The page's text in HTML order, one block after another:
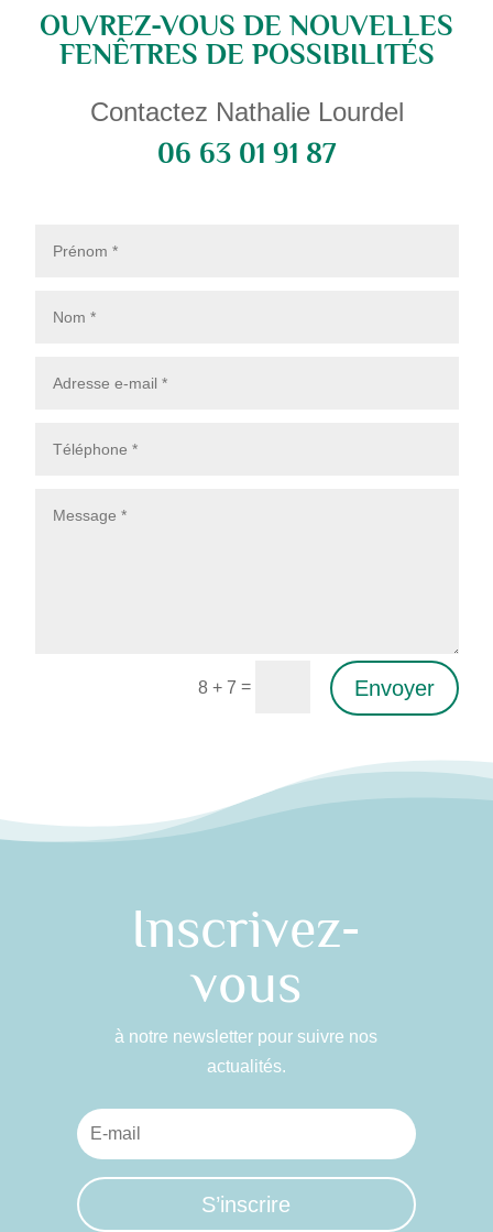
OUVREZ-VOUS DE NOUVELLES
FENÊTRES DE POSSIBILITÉS
Contactez Nathalie Lourdel
06 63 01 91 87
8 + 7 = Envoyer
Inscrivez-
vous
à notre newsletter pour suivre nos
actualités.
S’inscrire